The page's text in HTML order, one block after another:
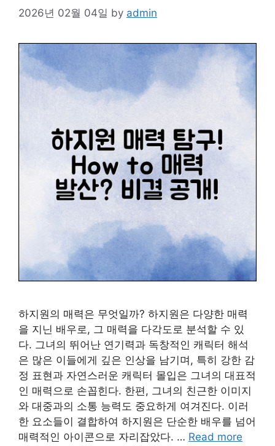
2026년 02월 04일 by admin
하지원의 매력은 무엇일까? 하지원은 다양한 매력
을 지닌 배우로, 그 매력을 다각도로 분석할 수 있
다. 그녀의 뛰어난 연기력과 독창적인 캐릭터 해석
은 많은 이들에게 깊은 인상을 남기며, 특히 강한 감
정 표현과 자연스러운 캐릭터 몰입은 그녀의 대표적
인 매력으로 손꼽힌다. 한편, 그녀의 친근한 이미지
와 대중과의 소통 능력도 중요하게 여겨진다. 이러
한 요소들이 결합하여 하지원은 단순한 배우를 넘어
매력적인 아이콘으로 자리잡았다. … Read more